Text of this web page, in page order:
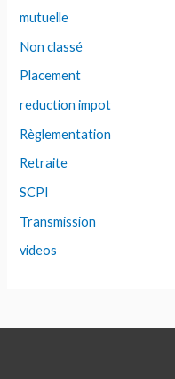
mutuelle
Non classé
Placement
reduction impot
Règlementation
Retraite
SCPI
Transmission
videos